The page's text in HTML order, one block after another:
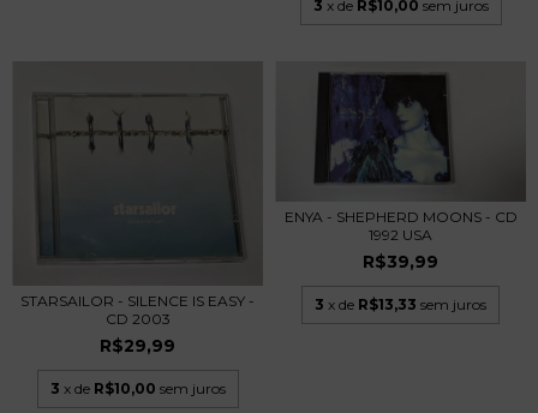
3 x de R$10,00 sem juros
STARSAILOR - SILENCE IS EASY -
CD 2003
R$29,99
3 x de R$10,00 sem juros
ENYA - SHEPHERD MOONS - CD
1992 USA
R$39,99
3 x de R$13,33 sem juros